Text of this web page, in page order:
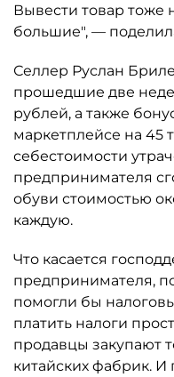
Вывести товар тоже
большие", —
Селлер Руслан
прошедшие две
рублей, а также
маркетплейсе на 45
себестоимости
предпринимателя
обуви стоимостью
каждую.
Что касается
предпринимателя,
помогли бы
платить налоги
продавцы закупают
китайских фабрик. И